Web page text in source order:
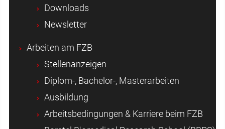
Downloads
Newsletter
Arbeiten am FZB
Stellenanzeigen
Diplom-, Bachelor-, Masterarbeiten
Ausbildung
Arbeitsbedingungen & Karriere beim FZB